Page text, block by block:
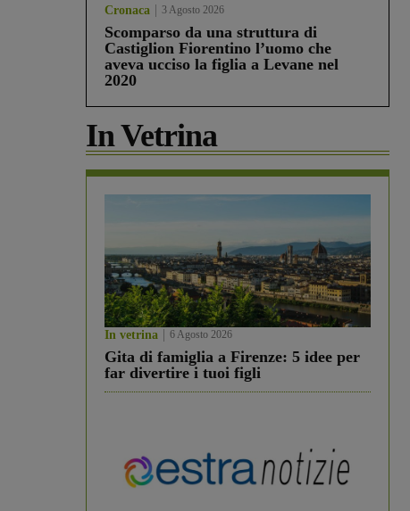
Cronaca 3 Agosto 2026
Scomparso da una struttura di
Castiglion Fiorentino l’uomo che
aveva ucciso la figlia a Levane nel
2020
In Vetrina
In vetrina 6 Agosto 2026
Gita di famiglia a Firenze: 5 idee per
far divertire i tuoi figli